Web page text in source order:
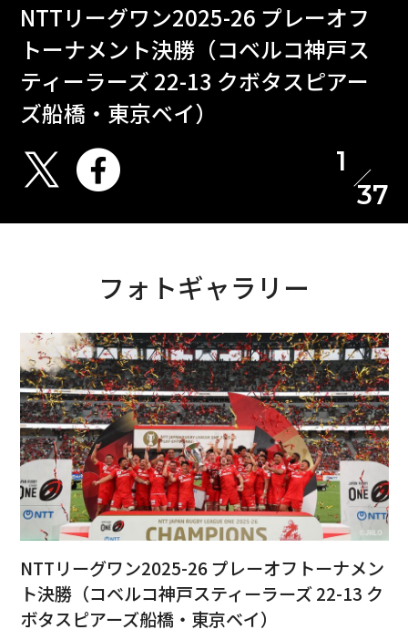
NTTリーグワン2025-26 プレーオフ
トーナメント決勝（コベルコ神戸ス
ティーラーズ 22-13 クボタスピアー
ズ船橋・東京ベイ）
1
37
フォトギャラリー
NTTリーグワン2025-26 プレーオフトーナメン
ト決勝（コベルコ神戸スティーラーズ 22-13 ク
ボタスピアーズ船橋・東京ベイ）